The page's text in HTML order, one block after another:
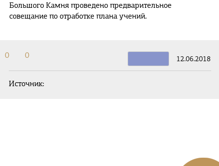
Большого Камня проведено предварительное
совещание по отработке плана учений.
12.06.2018
0 0
Источник: